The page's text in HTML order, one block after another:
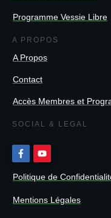
Programme Vessie Libre
A PROPOS
A Propos
Contact
Accès Membres et
SOCIAL & LEGAL
Politique de
Mentions Légales